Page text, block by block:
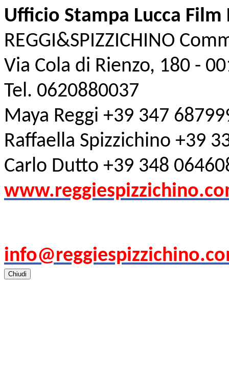
Ufficio Stampa Lucca Film
REGGI&SPIZZICHINO
Via Cola di Rienzo, 180 -
Tel. 0620880037
Maya Reggi +39 347
Raffaella Spizzichino +39
Carlo Dutto +39 348
Chiudi